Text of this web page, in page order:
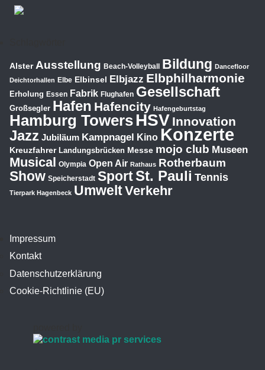
Impressum
Kontakt
Datenschutzerklärung
Cookie-Richtlinie (EU)
Alster Ausstellung Beach-Volleyball Bildung Dancefloor
Deichtorhallen Elbe Elbinsel Elbjazz Elbphilharmonie
Erholung Essen Fabrik Flughafen Gesellschaft
Großsegler Hafen Hafencity Hafengeburtstag
Hamburg TowersHSV Innovation
Jazz Jubiläum Kampnagel Kino Konzerte
Kreuzfahrer Landungsbrücken Messe mojo club Museen
Musical Olympia Open Air Rathaus Rotherbaum
Show Speicherstadt SportSt. Pauli Tennis
Tierpark Hagenbeck UmweltVerkehr